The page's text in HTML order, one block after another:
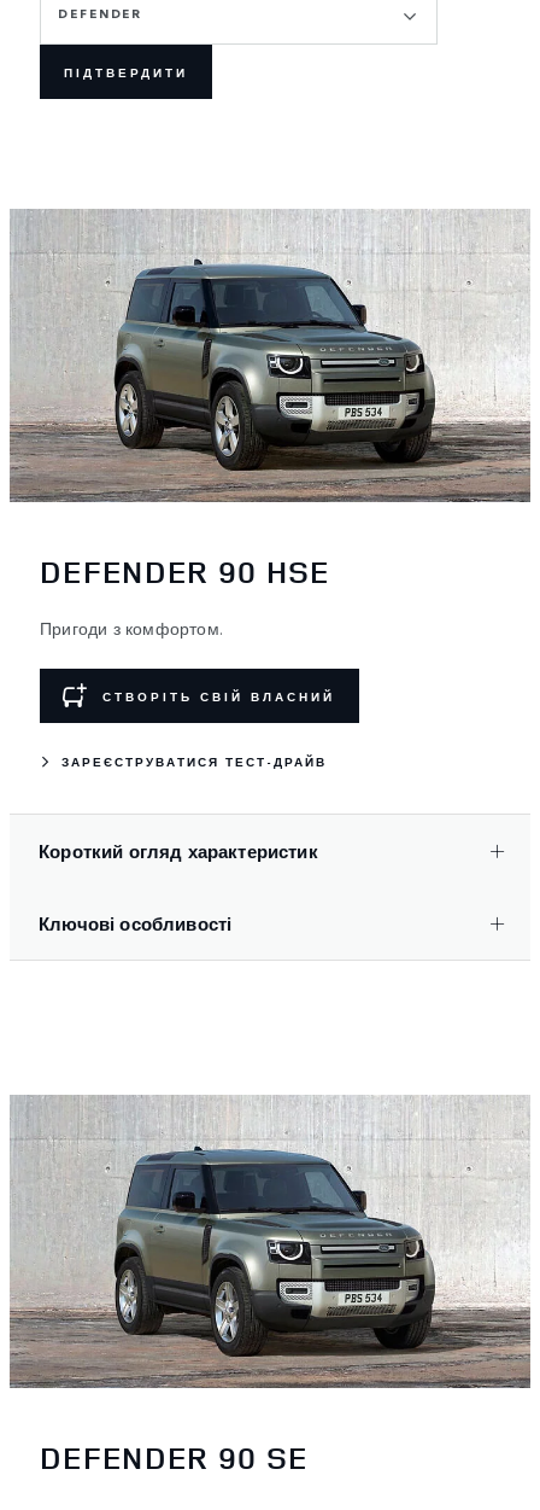
DEFENDER
ПІДТВЕРДИТИ
DEFENDER 90 HSE
Пригоди з комфортом.
СТВОРІТЬ СВІЙ ВЛАСНИЙ
ЗАРЕЄСТРУВАТИСЯ ТЕСТ-ДРАЙВ
Короткий огляд характеристик
Ключові особливості
DEFENDER 90 SE